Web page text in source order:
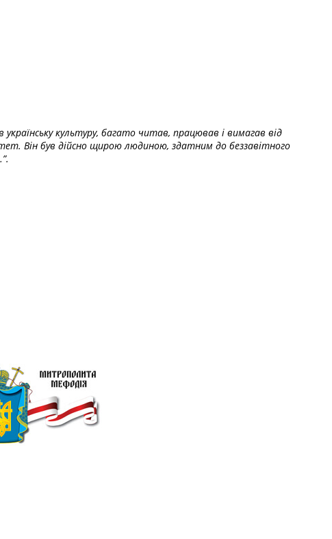
культуру, багато читав, працював і вимагав від
Він був дійсно щирою людиною, здатним до беззавітного